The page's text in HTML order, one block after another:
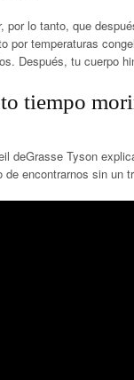
por lo tanto, que
por temperaturas
Después, tu cuerpo
tiempo
deGrasse Tyson
de encontrarnos sin un